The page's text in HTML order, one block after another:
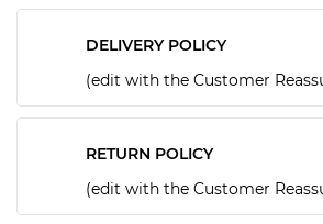
DELIVERY POLICY
(edit with the Customer
RETURN POLICY
(edit with the Customer